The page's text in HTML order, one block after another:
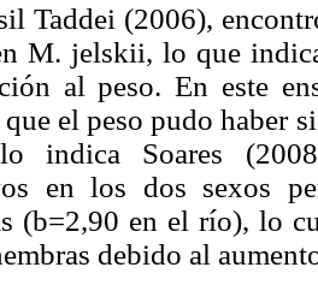
Taddei (2006),
M. jelskii, lo que
al peso. En este
que el peso pudo haber
indica Soares
en los dos sexos
(b=2,90 en el río), lo
debido al